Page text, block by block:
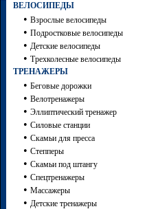
ВЕЛОСИПЕДЫ
• Взрослые велосипеды
• Подростковые велосипеды
• Детские велосипеды
• Трехколесные велосипеды
ТРЕНАЖЕРЫ
• Беговые дорожки
• Велотренажеры
• Эллиптический тренажер
• Силовые станции
• Скамьи для пресса
• Степперы
• Скамьи под штангу
• Спецтренажеры
• Массажеры
• Детские тренажеры